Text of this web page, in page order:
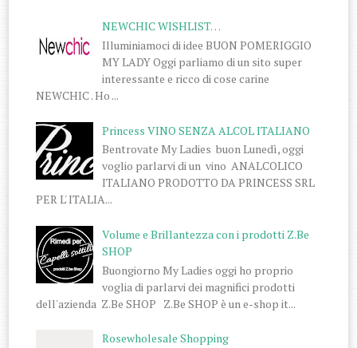
NEWCHIC WISHLIST…
Illuminiamoci di idee BUON POMERIGGIO
MY LADY Oggi parliamo di un sito super
interessante e ricco di cose carine
NEWCHIC . Ho ...
Princess VINO SENZA ALCOL ITALIANO
Bentrovate My Ladies buon Lunedì, oggi
voglio parlarvi di un vino ANALCOLICO
ITALIANO PRODOTTO DA PRINCESS SRL
PER L' ITALIA...
Volume e Brillantezza con i prodotti Z.Be
SHOP
Buongiorno My Ladies oggi ho proprio
voglia di parlarvi dei magnifici prodotti
dell'azienda Z.Be SHOP Z.Be SHOP è un e-shop it...
Rosewholesale Shopping